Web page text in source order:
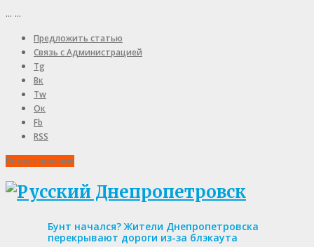
... ...
Предложить статью
Связь с Администрацией
Tg
Вк
Tw
Ок
Fb
RSS
Пожертвования
Бунт начался? Жители Днепропетровска
перекрывают дороги из-за блэкаута